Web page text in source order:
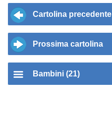
Cartolina precedente
Prossima cartolina
Bambini (21)